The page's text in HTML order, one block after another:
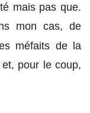
mais pas que.
mon cas, de
méfaits de la
pour le coup,